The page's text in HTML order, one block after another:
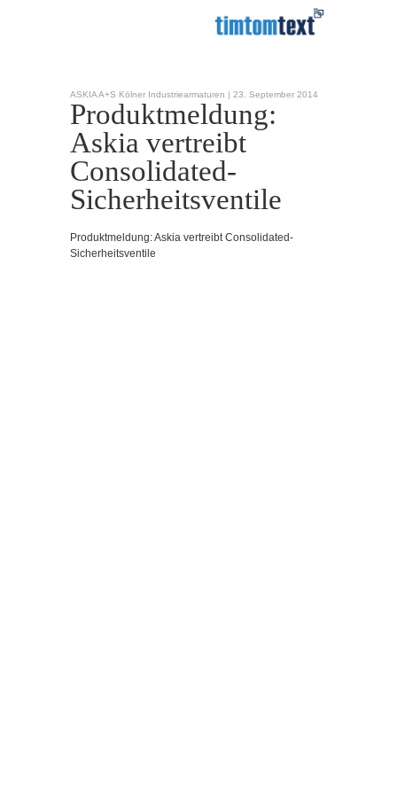
ASKIA A+S Kölner Industriearmaturen | 23. September 2014
Produktmeldung:
Askia vertreibt
Consolidated-
Sicherheitsventile
Produktmeldung: Askia vertreibt Consolidated-
Sicherheitsventile